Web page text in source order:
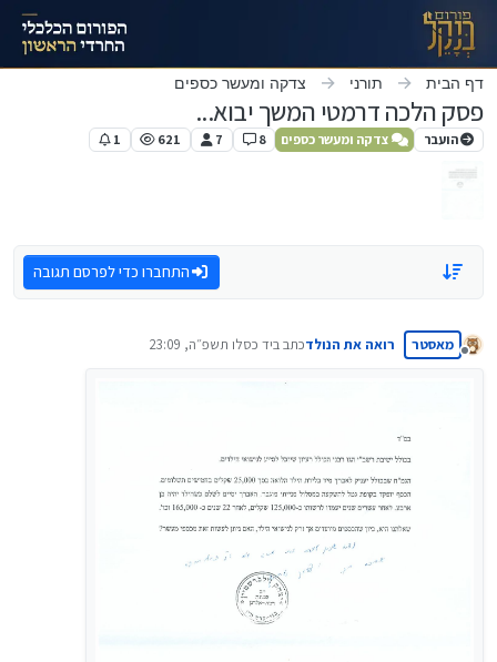
דילוג לתוכן
דף הבית תורני צדקה ומעשר כספים
פסק הלכה דרמטי המשך יבוא...
הועבר צדקה ומעשר כספים 8
7
621
1
התחברו כדי לפרסם תגובה
מנותק
מאסטר רואה את הנולדכתב ביד כסלו תשפ״ה, 23:09
נערך לאחרונה על ידי